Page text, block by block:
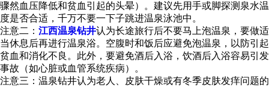
骤然血压降低和贫血引起的头晕）。建议先用手或脚探测泉水温
度是否合适，千万不要一下子跳进温泉泳池中。
注意二： 江西温泉钻井认为长途旅行后不要马上泡温泉，要做适
当休息后再进行温泉浴。空腹时和饭后应避免泡温泉，以防引起
贫血和消化不良。此外，要避免酒后入浴，饮酒后入浴容易引发
事故（如心脏或血管系统疾病）。
注意三：温泉钻井认为老人、皮肤干燥或有冬季皮肤发痒问题的